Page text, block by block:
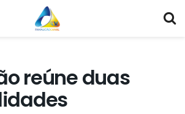
reúne duas